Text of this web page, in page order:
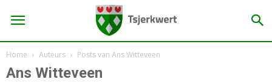
Home Auteurs Posts van Ans Witteveen
Ans Witteveen